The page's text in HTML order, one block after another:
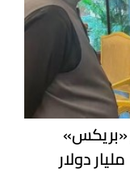
«بريكس»